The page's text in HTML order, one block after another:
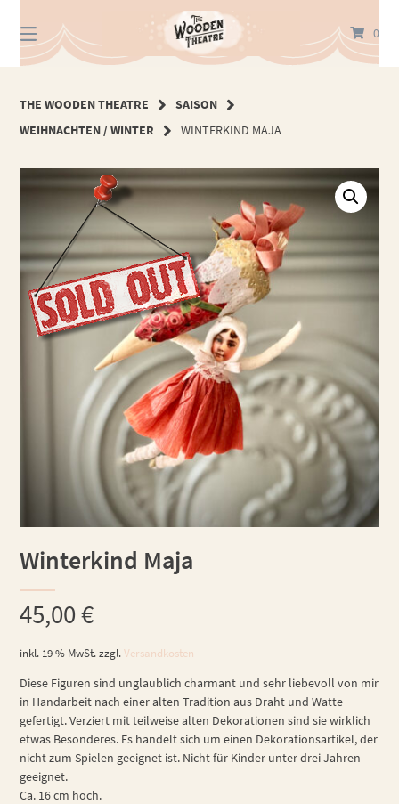
zum
Inhalt
0
THE WOODEN THEATRE
SAISON
WEIHNACHTEN / WINTER
WINTERKIND MAJA
Winterkind Maja
45,00€
inkl. 19 % MwSt. zzgl.Versandkosten
Diese Figuren sind unglaublich charmant und sehr liebevoll von mir
in Handarbeit nach einer alten Tradition aus Draht und Watte
gefertigt. Verziert mit teilweise alten Dekorationen sind sie wirklich
etwas Besonderes. Es handelt sich um einen Dekorationsartikel, der
nicht zum Spielen geeignet ist. Nicht für Kinder unter drei Jahren
geeignet.
Ca. 16 cm hoch.